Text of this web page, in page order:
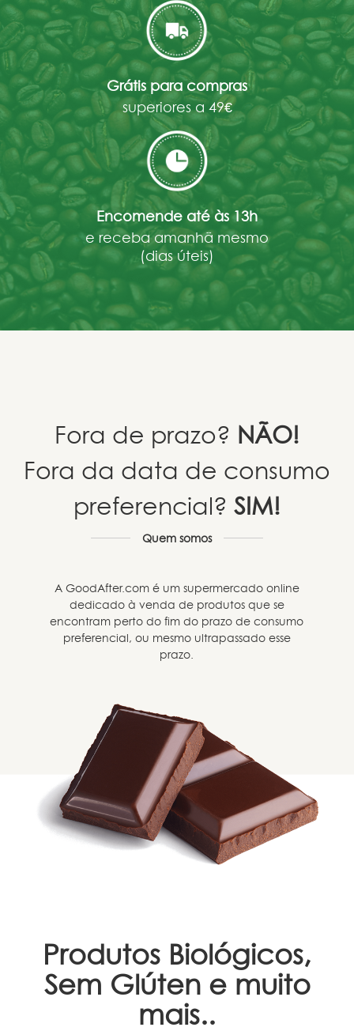
Grátis para compras
superiores a 49€
Encomende até às 13h
e receba amanhã mesmo
(dias úteis)
Fora de prazo? NÃO!
Fora da data de consumo
preferencial? SIM!
Quem somos
A GoodAfter.com é um supermercado online
dedicado à venda de produtos que se
encontram perto do fim do prazo de consumo
preferencial, ou mesmo ultrapassado esse
prazo.
Produtos Biológicos,
Sem Glúten e muito
mais..